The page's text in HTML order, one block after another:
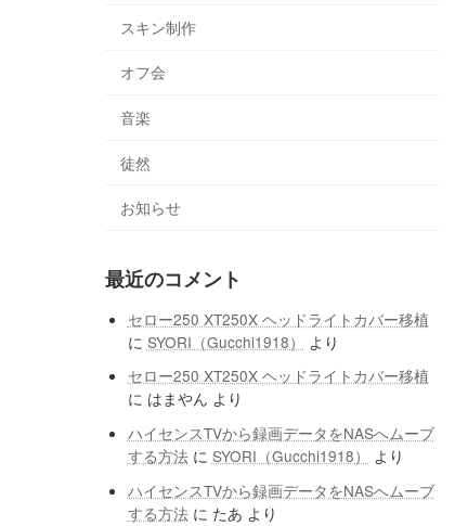
スキン制作
オフ会
音楽
徒然
お知らせ
最近のコメント
セロー250 XT250X ヘッドライトカバー移植
に SYORI（Gucchi1918）
より
セロー250 XT250X ヘッドライトカバー移植
に はまやん より
ハイセンスTVから録画データをNASへムーブ
する方法に SYORI（Gucchi1918）
より
ハイセンスTVから録画データをNASへムーブ
する方法に たあ より